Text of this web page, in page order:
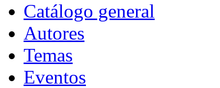
Catálogo general
Autores
Temas
Eventos